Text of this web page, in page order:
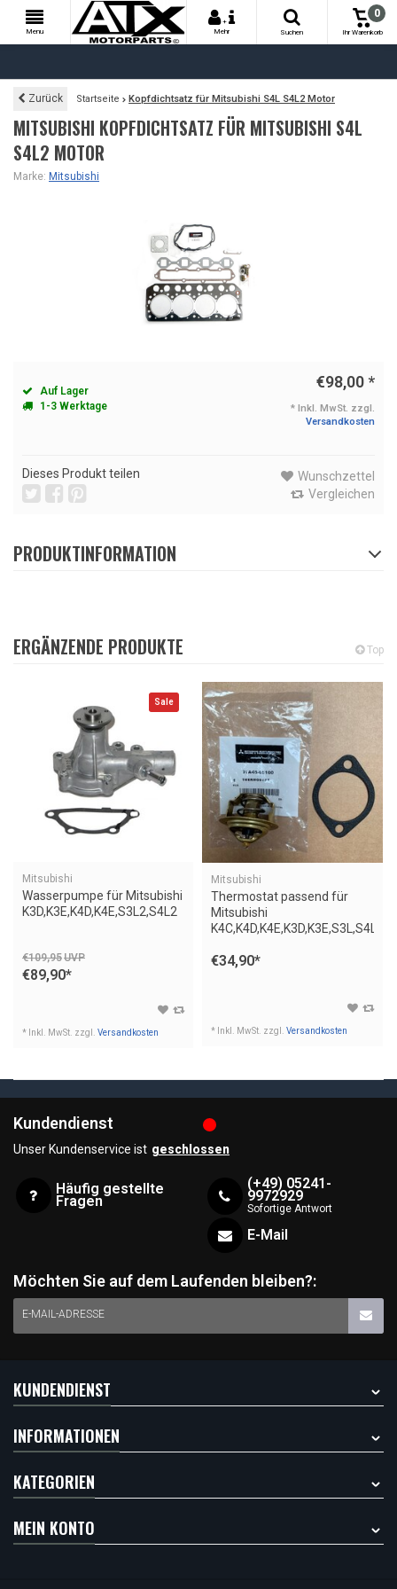
Menu
+
Mehr
Suchen
0
Ihr Warenkorb
Zurück Startseite Kopfdichtsatz für Mitsubishi S4L S4L2 Motor
MITSUBISHI KOPFDICHTSATZ FÜR MITSUBISHI S4L
S4L2 MOTOR
Marke: Mitsubishi
Auf Lager
1-3 Werktage
€98,00*
* Inkl. MwSt. zzgl.
Versandkosten
Dieses Produkt teilen
Wunschzettel
Vergleichen
PRODUKTINFORMATION
ERGÄNZENDE PRODUKTE Top
Sale
Mitsubishi
Wasserpumpe für Mitsubishi
K3D,K3E,K4D,K4E,S3L2,S4L2
€109,95UVP
€89,90*
* Inkl. MwSt. zzgl. Versandkosten
Mitsubishi
Thermostat passend für
Mitsubishi
K4C,K4D,K4E,K3D,K3E,S3L,S4L2
€34,90*
* Inkl. MwSt. zzgl. Versandkosten
Kundendienst
Unser Kundenservice ist geschlossen
Häufig gestellte
Fragen
(+49) 05241-
9972929
Sofortige Antwort
E-Mail
Möchten Sie auf dem Laufenden bleiben?:
E-MAIL-ADRESSE
KUNDENDIENST
INFORMATIONEN
KATEGORIEN
MEIN KONTO